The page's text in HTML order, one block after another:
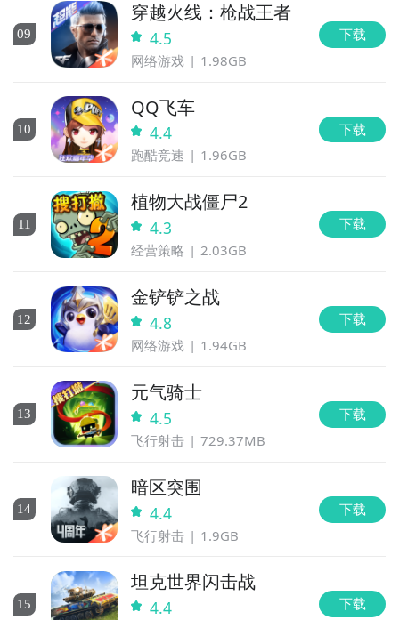
09
穿越火线：枪战王者
4.5
网络游戏 1.98GB
下载
10
QQ飞车
4.4
跑酷竞速 1.96GB
下载
11
植物大战僵尸2
4.3
经营策略 2.03GB
下载
12
金铲铲之战
4.8
网络游戏 1.94GB
下载
13
元气骑士
4.5
飞行射击 729.37MB
下载
14
暗区突围
4.4
飞行射击 1.9GB
下载
15
坦克世界闪击战
4.4 下载